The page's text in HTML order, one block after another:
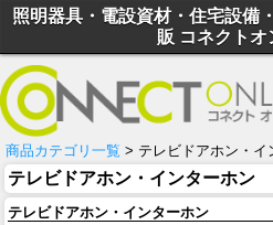
照明器具・電設資材・住宅設備
販 コネクトオ
商品カテゴリ一覧 > テレビドアホン・イ
テレビドアホン・インターホン
テレビドアホン・インターホン